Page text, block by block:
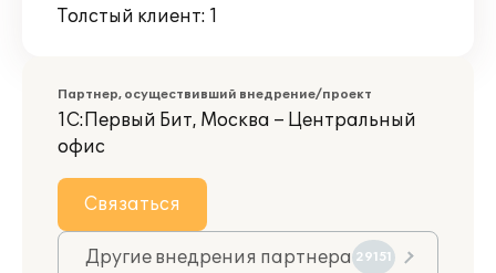
Толстый клиент: 1
Партнер, осуществивший внедрение/проект
1С:Первый Бит, Москва – Центральный
офис
Связаться
Другие внедрения партнера 29151